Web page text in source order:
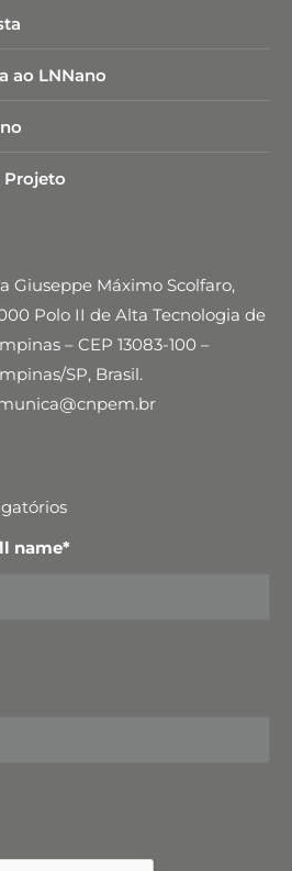
ao LNNano
Projeto
Giuseppe Máximo Scolfaro,
Polo II de Alta Tecnologia de
– CEP 13083-100 –
SP, Brasil.
name*